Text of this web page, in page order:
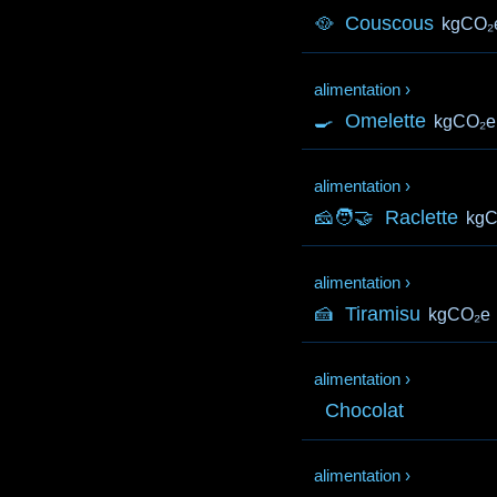
🥘 Couscous
alimentation ›
🍳 Omelette kgCO₂e
alimentation ›
🧀🧑‍🤝‍ Raclette
alimentation ›
🍰 Tiramisu kgCO₂e
alimentation ›
Chocolat
alimentation ›